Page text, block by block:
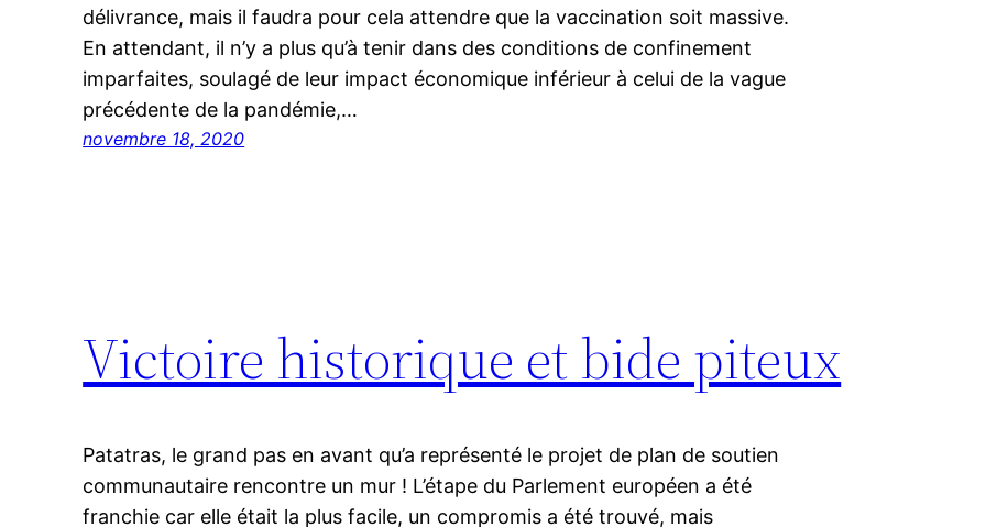
délivrance, mais il faudra pour cela attendre que la vaccination soit massive.
En attendant, il n’y a plus qu’à tenir dans des conditions de confinement
imparfaites, soulagé de leur impact économique inférieur à celui de la vague
précédente de la pandémie,…
novembre 18, 2020
Victoire historique et bide piteux
Patatras, le grand pas en avant qu’a représenté le projet de plan de soutien
communautaire rencontre un mur ! L’étape du Parlement européen a été
franchie car elle était la plus facile, un compromis a été trouvé, mais